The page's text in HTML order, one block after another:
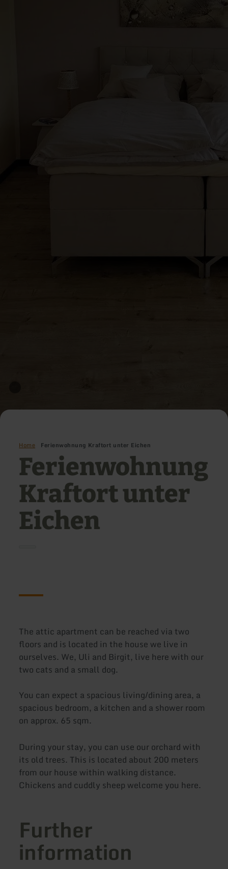
Home Ferienwohnung Kraftort unter Eichen
Ferienwohnung
Kraftort unter
Eichen
The attic apartment can be reached via two
floors and is located in the house we live in
ourselves. We, Uli and Birgit, live here with our
two cats and a small dog.
You can expect a spacious living/dining area, a
spacious bedroom, a kitchen and a shower room
on approx. 65 sqm.
During your stay, you can use our orchard with
its old trees. This is located about 200 meters
from our house within walking distance.
Chickens and cuddly sheep welcome you here.
Further
information